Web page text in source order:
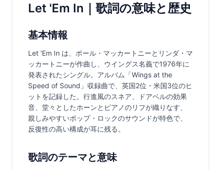
Let 'Em In｜歌詞の意味と歴史
基本情報
Let 'Em In は、ポール・マッカートニーとリンダ・マ
ッカートニーが作曲し、ウイングス名義で1976年に
発表されたシングル。アルバム「Wings at the
Speed of Sound」収録曲で、英国2位・米国3位のヒ
ットを記録した。行進風のスネア、ドアベルの効果
音、堂々としたホーンとピアノのリフが織りなす、
親しみやすいポップ・ロックのサウンドが特色で、
反復性の高い構成が耳に残る。
歌詞のテーマと意味